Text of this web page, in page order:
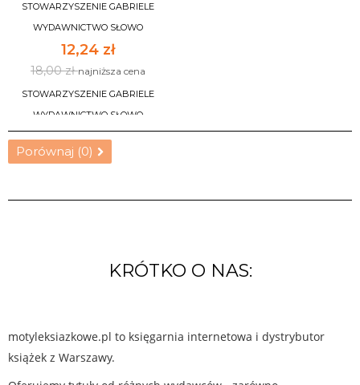
STOWARZYSZENIE GABRIELE
WYDAWNICTWO SŁOWO
12,24 zł
18,00 złnajniższa cena
STOWARZYSZENIE GABRIELE
WYDAWNICTWO SŁOWO
DO KOSZYKA
Porównaj (0)
KRÓTKO O NAS:
motyleksiazkowe.pl to księgarnia internetowa i dystrybutor
książek z Warszawy.